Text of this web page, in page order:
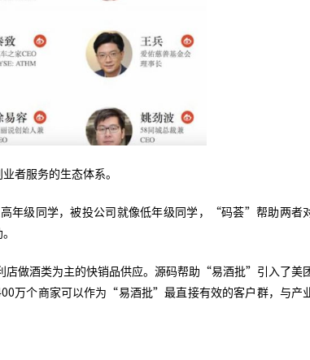
者服务的生态体系。
年级同学，被投公司就像低年级同学，“码荟”帮助两者
做酒类为主的快销品供应。源码帮助“易酒批”引入了美
万个商家可以作为“易酒批”最直接有效的客户群，与产